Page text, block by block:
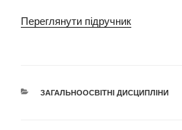
Переглянути підручник
КАТЕГОРІЇ
ЗАГАЛЬНООСВІТНІ ДИСЦИПЛІНИ